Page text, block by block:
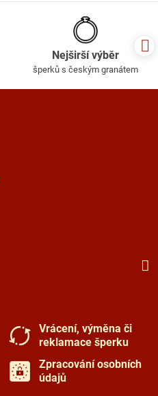
Nejširší výběr
šperků s českým granátem
Vrácení, výměna či
reklamace šperku
Zpracování osobních
údajů